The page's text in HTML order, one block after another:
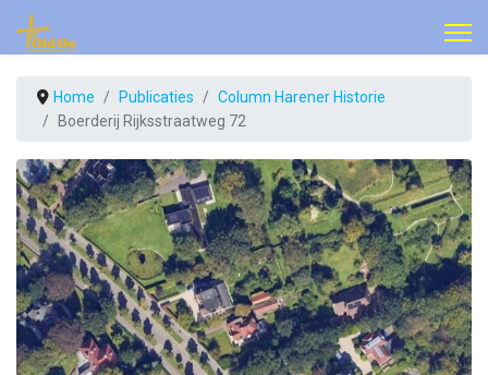
Home Publicaties
Column Harener Historie
Boerderij Rijksstraatweg 72